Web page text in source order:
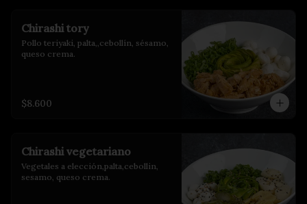
Chirashi tory
Pollo teriyaki, palta,,cebollín, sésamo,
queso crema.
$8.600
Chirashi vegetariano
Vegetales a elección,palta,cebollin,
sesamo, queso crema.